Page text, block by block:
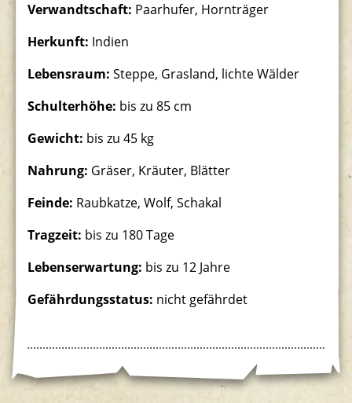
Südamerikaanlage
Verwandtschaft: Paarhufer, Hornträger
Herkunft: Indien
Lebensraum: Steppe, Grasland, lichte Wälder
Schulterhöhe: bis zu 85 cm
Gewicht: bis zu 45 kg
Nahrung: Gräser, Kräuter, Blätter
Feinde: Raubkatze, Wolf, Schakal
Tragzeit: bis zu 180 Tage
Lebenserwartung: bis zu 12 Jahre
Gefährdungsstatus: nicht gefährdet